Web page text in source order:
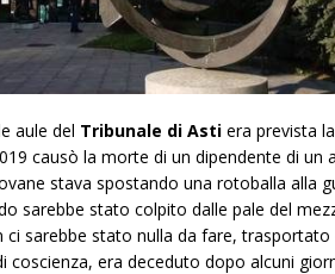
aule del Tribunale di Asti era prevista
causò la morte di un dipendente di un
stava spostando una rotoballa alla
sarebbe stato colpito dalle pale del
sarebbe stato nulla da fare, trasportato
coscienza, era deceduto dopo alcuni